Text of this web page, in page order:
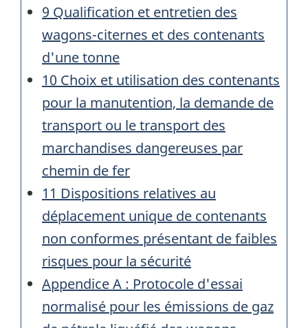
9 Qualification et entretien des
wagons-citernes et des contenants
d'une tonne
10 Choix et utilisation des contenants
pour la manutention, la demande de
transport ou le transport des
marchandises dangereuses par
chemin de fer
11 Dispositions relatives au
déplacement unique de contenants
non conformes présentant de faibles
risques pour la sécurité
Appendice A : Protocole d'essai
normalisé pour les émissions de gaz